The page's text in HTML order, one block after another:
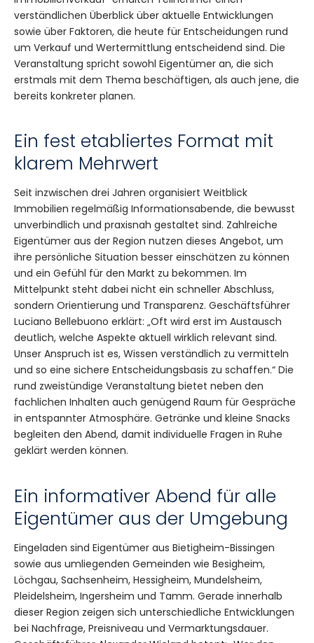
verständlichen Überblick über aktuelle Entwicklungen
sowie über Faktoren, die heute für Entscheidungen rund
um Verkauf und Wertermittlung entscheidend sind. Die
Veranstaltung spricht sowohl Eigentümer an, die sich
erstmals mit dem Thema beschäftigen, als auch jene, die
bereits konkreter planen.
Ein fest etabliertes Format mit
klarem Mehrwert
Seit inzwischen drei Jahren organisiert Weitblick
Immobilien regelmäßig Informationsabende, die bewusst
unverbindlich und praxisnah gestaltet sind. Zahlreiche
Eigentümer aus der Region nutzen dieses Angebot, um
ihre persönliche Situation besser einschätzen zu können
und ein Gefühl für den Markt zu bekommen. Im
Mittelpunkt steht dabei nicht ein schneller Abschluss,
sondern Orientierung und Transparenz. Geschäftsführer
Luciano Bellebuono erklärt: „Oft wird erst im Austausch
deutlich, welche Aspekte aktuell wirklich relevant sind.
Unser Anspruch ist es, Wissen verständlich zu vermitteln
und so eine sichere Entscheidungsbasis zu schaffen.“ Die
rund zweistündige Veranstaltung bietet neben den
fachlichen Inhalten auch genügend Raum für Gespräche
in entspannter Atmosphäre. Getränke und kleine Snacks
begleiten den Abend, damit individuelle Fragen in Ruhe
geklärt werden können.
Ein informativer Abend für alle
Eigentümer aus der Umgebung
Eingeladen sind Eigentümer aus Bietigheim-Bissingen
sowie aus umliegenden Gemeinden wie Besigheim,
Löchgau, Sachsenheim, Hessigheim, Mundelsheim,
Pleidelsheim, Ingersheim und Tamm. Gerade innerhalb
dieser Region zeigen sich unterschiedliche Entwicklungen
bei Nachfrage, Preisniveau und Vermarktungsdauer.